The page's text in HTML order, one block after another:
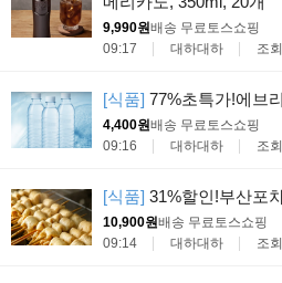
9,990원배송 무료토스쇼핑
09:17
대하대하 조
[식품] 77%초특가!에브
4,400원배송 무료토스쇼핑
09:16
대하대하 조
[식품] 31%할인!부산포
10,900원배송 무료토스쇼핑
09:14
대하대하 조